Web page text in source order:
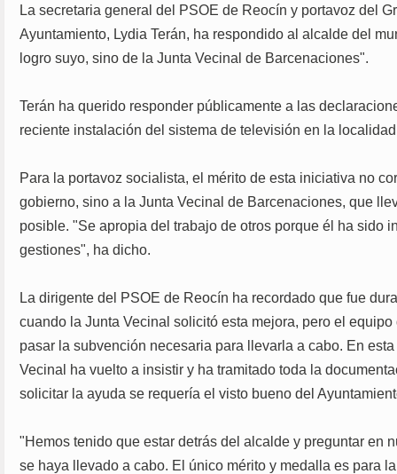
La secretaria general del PSOE de Reocín y portavoz del
Ayuntamiento, Lydia Terán, ha respondido al alcalde del
logro suyo, sino de la Junta Vecinal de Barcenaciones".
Terán ha querido responder públicamente a las
reciente instalación del sistema de televisión en la
Para la portavoz socialista, el mérito de esta iniciativa no
gobierno, sino a la Junta Vecinal de Barcenaciones, que
posible. "Se apropia del trabajo de otros porque él ha sido
gestiones", ha dicho.
La dirigente del PSOE de Reocín ha recordado que fue
cuando la Junta Vecinal solicitó esta mejora, pero el
pasar la subvención necesaria para llevarla a cabo. En
Vecinal ha vuelto a insistir y ha tramitado toda la
solicitar la ayuda se requería el visto bueno del
"Hemos tenido que estar detrás del alcalde y preguntar en
se haya llevado a cabo. El único mérito y medalla es para